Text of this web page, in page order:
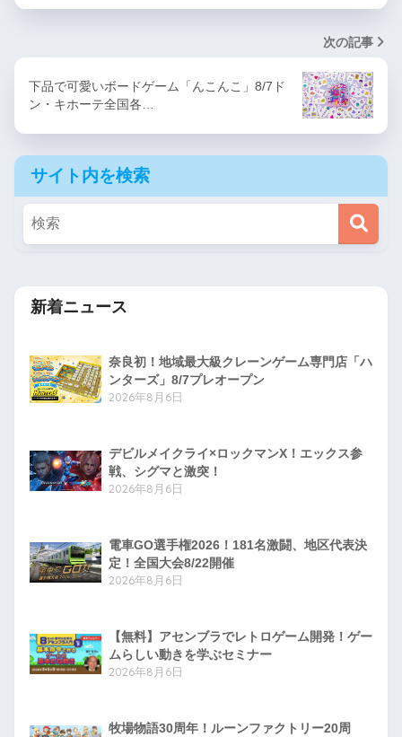
次の記事
下品で可愛いボードゲーム「んこんこ」8/7ド
ン・キホーテ全国各…
サイト内を検索
新着ニュース
奈良初！地域最大級クレーンゲーム専門店「ハ
ンターズ」8/7プレオープン
2026年8月6日
デビルメイクライ×ロックマンX！エックス参
戦、シグマと激突！
2026年8月6日
電車GO選手権2026！181名激闘、地区代表決
定！全国大会8/22開催
2026年8月6日
【無料】アセンブラでレトロゲーム開発！ゲー
ムらしい動きを学ぶセミナー
2026年8月6日
牧場物語30周年！ルーンファクトリー20周